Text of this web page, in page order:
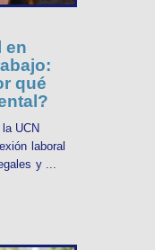
en
qué
UCN
laboral
y ...